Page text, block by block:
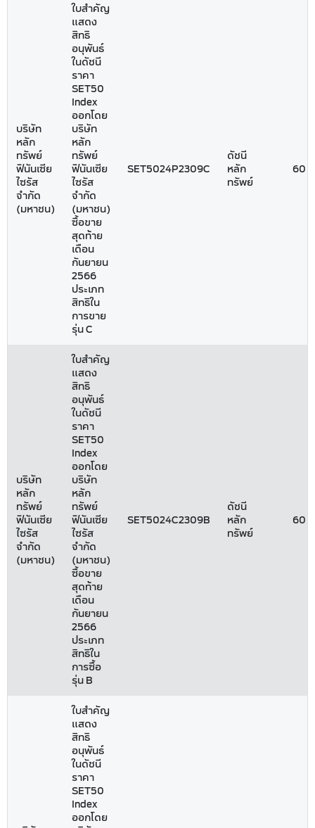
บริษัท
หลัก
ทรัพย์
ฟินันเซีย
ไซรัส
จำกัด
(มหาชน)
ใบสำคัญ
แสดง
สิทธิ
อนุพันธ์
ในดัชนี
ราคา
SET50
Index
ออกโดย
บริษัท
หลัก
ทรัพย์
ฟินันเซีย
ไซรัส
จำกัด
(มหาชน)
ซื้อขาย
สุดท้าย
เดือน
กันยายน
2566
ประเภท
สิทธิใน
การขาย
รุ่น C
SET5024P2309C
ดัชนี
หลัก
ทรัพย์
60
บริษัท
หลัก
ทรัพย์
ฟินันเซีย
ไซรัส
จำกัด
(มหาชน)
ใบสำคัญ
แสดง
สิทธิ
อนุพันธ์
ในดัชนี
ราคา
SET50
Index
ออกโดย
บริษัท
หลัก
ทรัพย์
ฟินันเซีย
ไซรัส
จำกัด
(มหาชน)
ซื้อขาย
สุดท้าย
เดือน
กันยายน
2566
ประเภท
สิทธิใน
การซื้อ
รุ่น B
SET5024C2309B
ดัชนี
หลัก
ทรัพย์
60
ใบสำคัญ
แสดง
สิทธิ
อนุพันธ์
ในดัชนี
ราคา
SET50
Index
ออกโดย